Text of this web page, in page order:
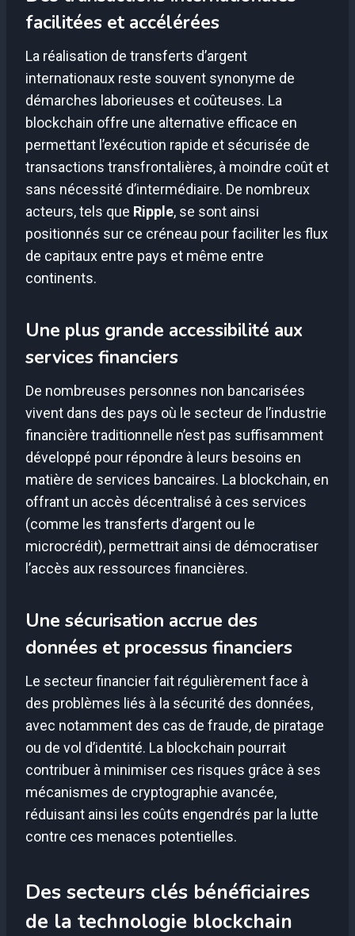
facilitées et accélérées
La réalisation de transferts d’argent
internationaux reste souvent synonyme de
démarches laborieuses et coûteuses. La
blockchain offre une alternative efficace en
permettant l’exécution rapide et sécurisée de
transactions transfrontalières, à moindre coût et
sans nécessité d’intermédiaire. De nombreux
acteurs, tels que Ripple, se sont ainsi
positionnés sur ce créneau pour faciliter les flux
de capitaux entre pays et même entre
continents.
Une plus grande accessibilité aux
services financiers
De nombreuses personnes non bancarisées
vivent dans des pays où le secteur de l’industrie
financière traditionnelle n’est pas suffisamment
développé pour répondre à leurs besoins en
matière de services bancaires. La blockchain, en
offrant un accès décentralisé à ces services
(comme les transferts d’argent ou le
microcrédit), permettrait ainsi de démocratiser
l’accès aux ressources financières.
Une sécurisation accrue des
données et processus financiers
Le secteur financier fait régulièrement face à
des problèmes liés à la sécurité des données,
avec notamment des cas de fraude, de piratage
ou de vol d’identité. La blockchain pourrait
contribuer à minimiser ces risques grâce à ses
mécanismes de cryptographie avancée,
réduisant ainsi les coûts engendrés par la lutte
contre ces menaces potentielles.
Des secteurs clés bénéficiaires
de la technologie blockchain